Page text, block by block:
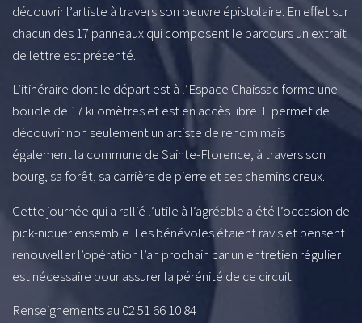
découvrir l’artiste à travers son oeuvre épistolaire. En effet sur
chacun des 17 panneaux qui composent le parcours un extrait
de lettre est présenté.
L’itinéraire dont le départ est à l’Espace Chaissac forme une
boucle de 17 kilomètres et est en accès libre. Il permet de
découvrir non seulement un artiste de renom mais
également la commune de Sainte-Florence, à travers son
bourg, sa forêt, sa carrière de pierre et ses chemins creux.
Cette journée qui a rallié l’utile à l’agréable a été l’occasion de
pick-niquer ensemble. Les bénévoles étaient ravis et pensent
renouveller l’opération l’an prochain car un entretien régulier
est nécessaire pour assurer la pérénité de ce circuit.
Renseignements au 02 51 66 10 84